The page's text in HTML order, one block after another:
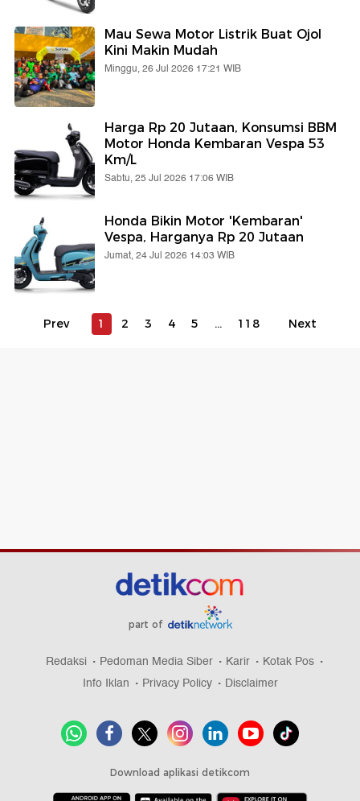
Mau Sewa Motor Listrik Buat Ojol
Kini Makin Mudah
Minggu, 26 Jul 2026 17:21 WIB
Harga Rp 20 Jutaan, Konsumsi BBM
Motor Honda Kembaran Vespa 53
Km/L
Sabtu, 25 Jul 2026 17:06 WIB
Honda Bikin Motor 'Kembaran'
Vespa, Harganya Rp 20 Jutaan
Jumat, 24 Jul 2026 14:03 WIB
Prev 1 2 3 4 5 ... 118 Next
part of
Redaksi Pedoman Media Siber Karir
Kotak Pos
Info Iklan
Privacy Policy Disclaimer
Download aplikasi detikcom